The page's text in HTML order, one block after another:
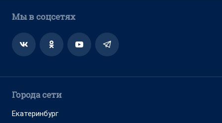
Мы в соцсетях
Города сети
Екатеринбург